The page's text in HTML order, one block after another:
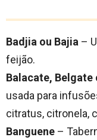
Badjia ou Bajia –
feijão.
Balacate, Belgate
usada para
citratus, citronela,
Banguene –